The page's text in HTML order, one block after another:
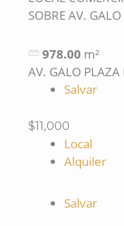
SOBRE AV.
978.00 m²
AV. GALO PLAZA
Salvar
$11,000
Local
Alquiler
Salvar